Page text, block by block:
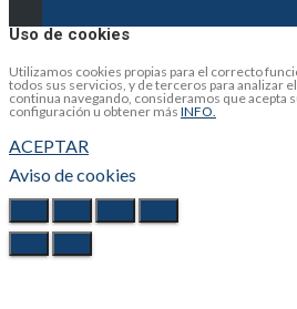
Uso de cookies
Utilizamos cookies propias para el correcto
todos sus servicios, y de terceros para analizar
continua navegando, consideramos que acepta
configuración u obtener más INFO.
ACEPTAR
Aviso de cookies